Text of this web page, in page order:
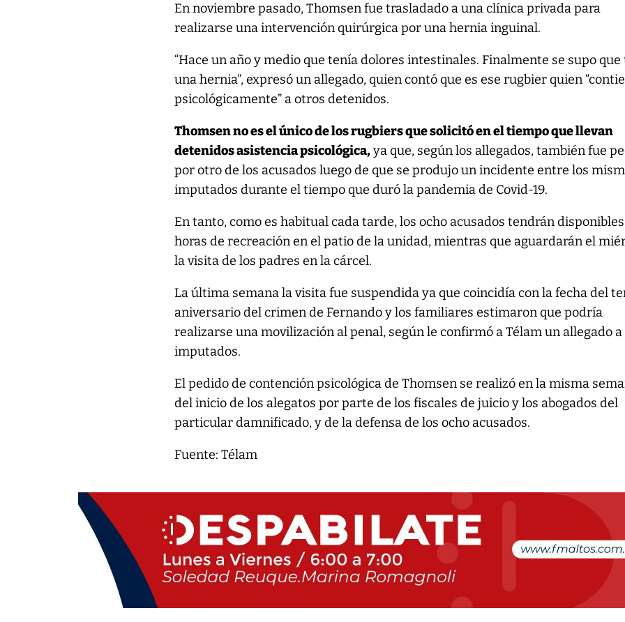
En noviembre pasado, Thomsen fue trasladado a una clínica privada para
realizarse una intervención quirúrgica por una hernia inguinal.
“Hace un año y medio que tenía dolores intestinales. Finalmente se supo
una hernia”, expresó un allegado, quien contó que es ese rugbier quien
psicológicamente” a otros detenidos.
Thomsen no es el único de los rugbiers que solicitó en el tiempo que llevan
detenidos asistencia psicológica,ya que, según los allegados, también fue
por otro de los acusados luego de que se produjo un incidente entre los
imputados durante el tiempo que duró la pandemia de Covid-19.
En tanto, como es habitual cada tarde, los ocho acusados tendrán
horas de recreación en el patio de la unidad, mientras que aguardarán el
la visita de los padres en la cárcel.
La última semana la visita fue suspendida ya que coincidía con la fecha del
aniversario del crimen de Fernando y los familiares estimaron que podría
realizarse una movilización al penal, según le confirmó a Télam un allegado a
imputados.
El pedido de contención psicológica de Thomsen se realizó en la misma
del inicio de los alegatos por parte de los fiscales de juicio y los abogados del
particular damnificado, y de la defensa de los ocho acusados.
Fuente: Télam